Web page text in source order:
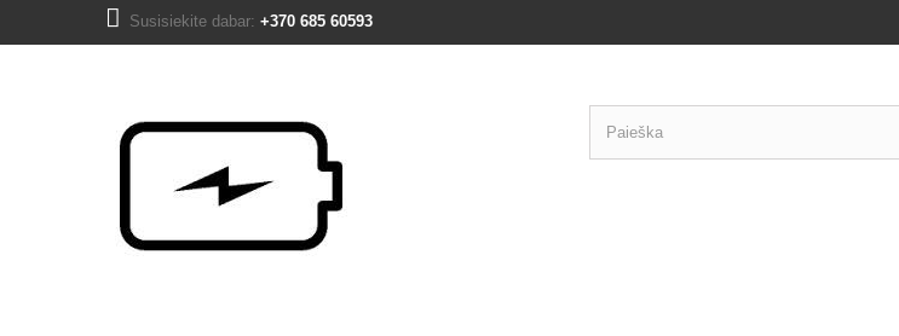
Susisiekite dabar: +370 685 60593